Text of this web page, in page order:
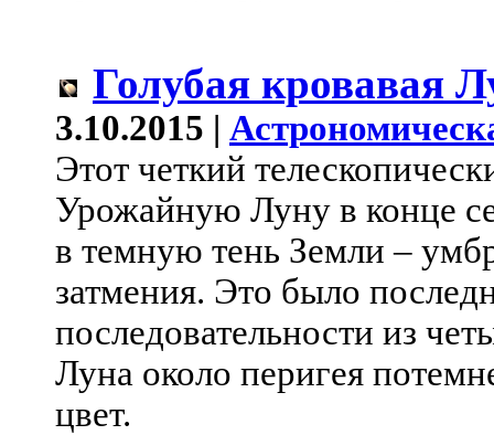
Голубая кровавая
3.10.2015 |
Этот четкий
Урожайную Луну в конце
в темную тень Земли –
затмения. Это было
последовательности из
Луна около перигея
цвет.